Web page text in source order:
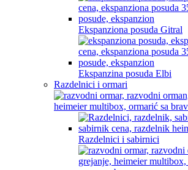
Ekspanziona posuda Gitral
Ekspanzina posuda Elbi
Razdelnici i ormari
Razdelnici i sabirnici